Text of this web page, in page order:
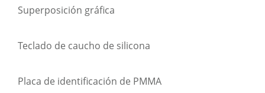
Superposición gráfica
Teclado de caucho de silicona
Placa de identificación de PMMA